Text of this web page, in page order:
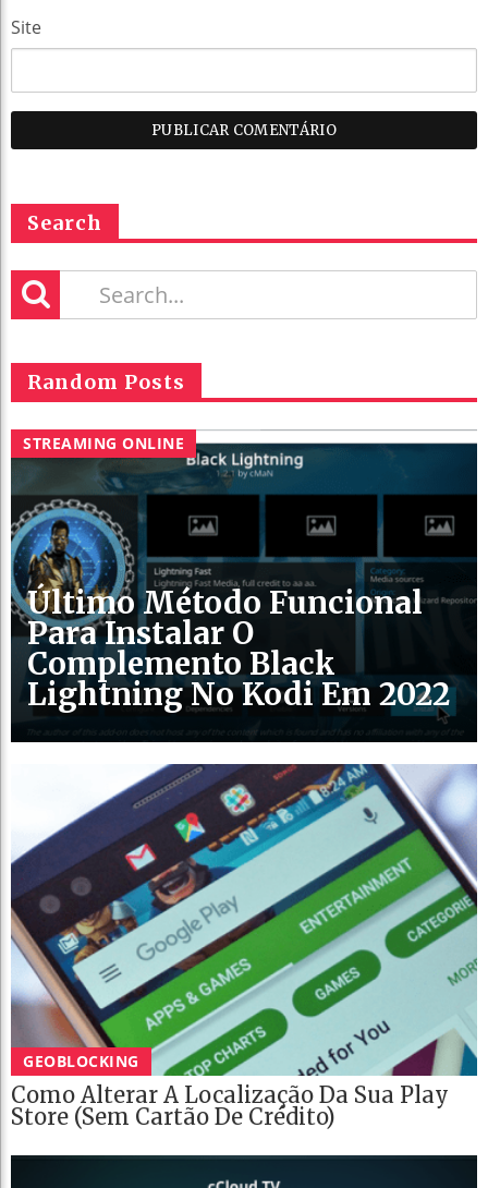
Site
Search
Random Posts
STREAMING ONLINE
Último Método Funcional
Para Instalar O
Complemento Black
Lightning No Kodi Em 2022
GEOBLOCKING
Como Alterar A Localização Da Sua Play
Store (sem Cartão De Crédito)